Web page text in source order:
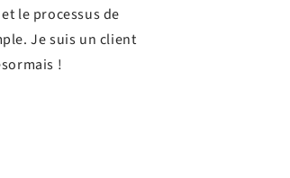
le processus de
Je suis un client
!